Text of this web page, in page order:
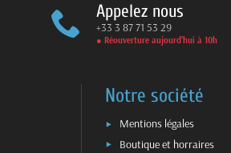
Appelez nous
+33 3 87 71 53 29
● Réouverture aujourd’hui à 10h
Notre société
Mentions légales
Boutique et horraires